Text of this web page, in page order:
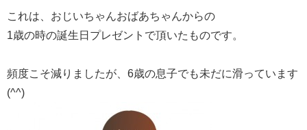
これは、おじいちゃんおばあちゃんからの
1歳の時の誕生日プレゼントで頂いたものです。
頻度こそ減りましたが、6歳の息子でも未だに滑っています
(^^)